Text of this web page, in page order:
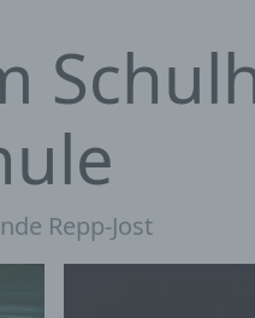
Repp-Jost